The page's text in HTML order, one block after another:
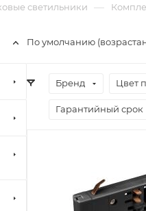
светильники —
По умолчанию
Бренд Цвет
Гарантийный срок